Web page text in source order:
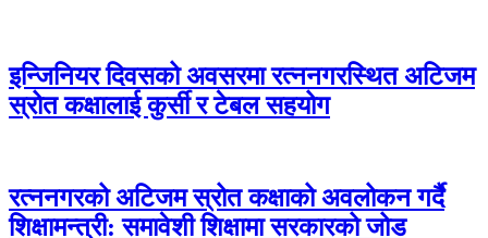
इन्जिनियर दिवसको अवसरमा रत्ननगरस्थित अटिजम
स्रोत कक्षालाई कुर्सी र टेबल सहयोग
रत्ननगरको अटिजम स्रोत कक्षाको अवलोकन गर्दै
शिक्षामन्त्री: समावेशी शिक्षामा सरकारको जोड